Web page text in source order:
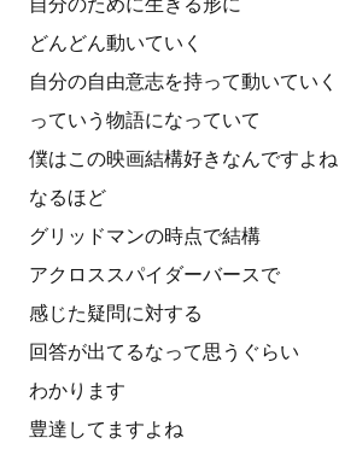
どんどん動いていく
自分の自由意志を持って動いていく
っていう物語になっていて
僕はこの映画結構好きなんですよね
なるほど
グリッドマンの時点で結構
アクロススパイダーバースで
感じた疑問に対する
回答が出てるなって思うぐらい
わかります
豊達してますよね